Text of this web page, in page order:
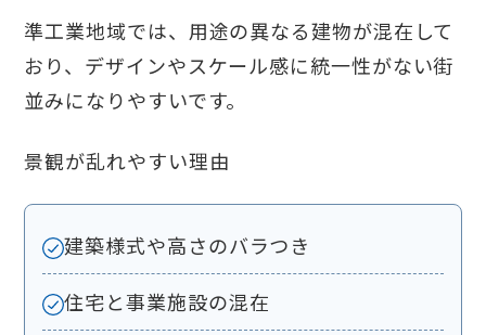
準工業地域では、用途の異なる建物が混在して
おり、デザインやスケール感に統一性がない街
並みになりやすいです。
景観が乱れやすい理由
建築様式や高さのバラつき
住宅と事業施設の混在